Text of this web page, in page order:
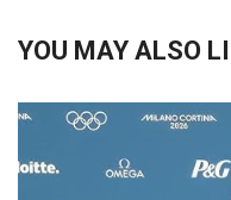
YOU MAY ALSO